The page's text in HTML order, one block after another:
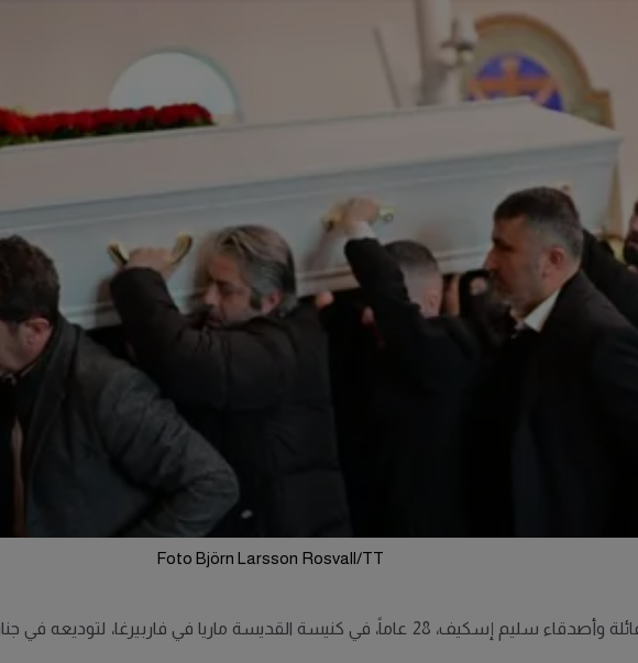
Foto Björn Larsson Rosvall/TT
وسط أجواء من الحزن والأسى، اجتمعت عائلة وأصدقاء سليم إسكيف، 28 عاماً، في كنيسة